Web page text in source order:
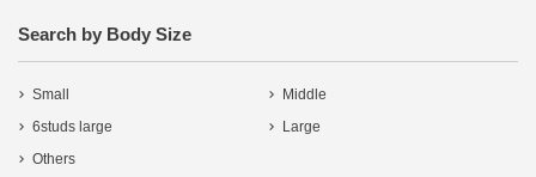
Search by Body Size
Small
Middle
6studs large
Large
Others